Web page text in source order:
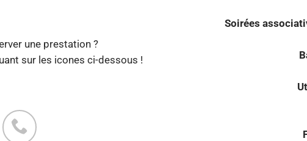
une prestation ?
sur les icones ci-dessous !
Soirées